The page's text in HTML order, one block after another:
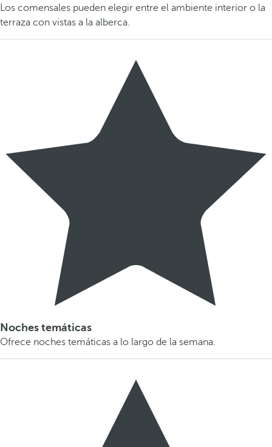
Los comensales pueden elegir entre el ambiente interior o la
terraza con vistas a la alberca.
Noches temáticas
Ofrece noches temáticas a lo largo de la semana.